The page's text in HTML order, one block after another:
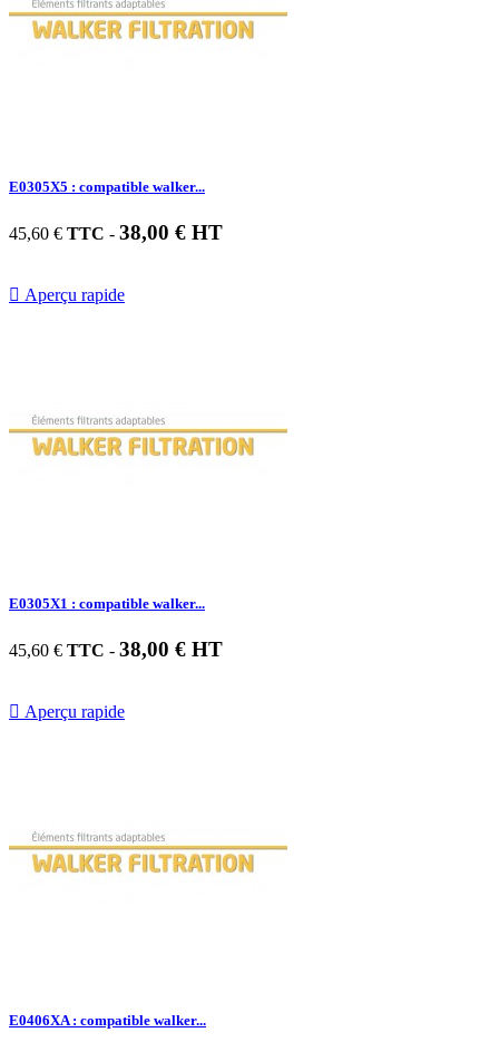
E0305X5 : compatible walker...
45,60 € TTC - 38,00 € HT
 Aperçu rapide
E0305X1 : compatible walker...
45,60 € TTC - 38,00 € HT
 Aperçu rapide
E0406XA : compatible walker...